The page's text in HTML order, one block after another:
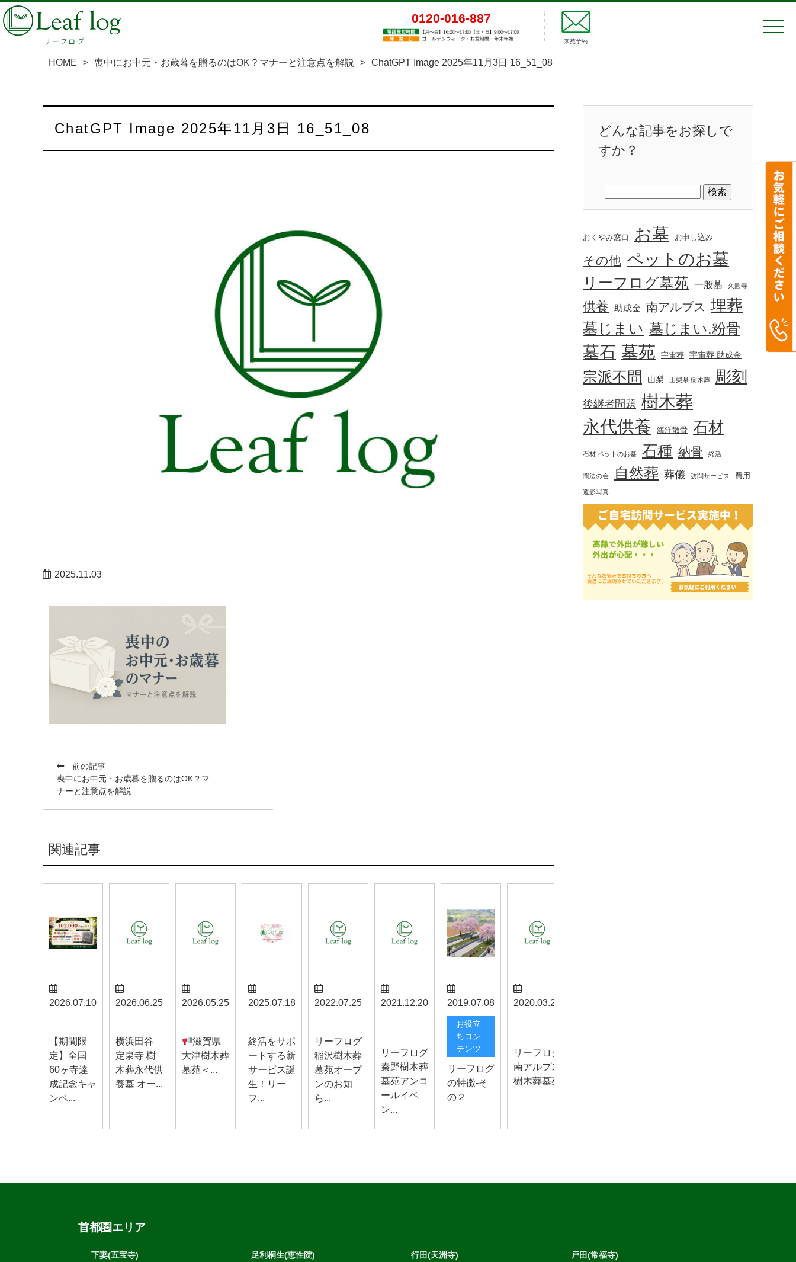
0120-016-887
来苑予約
HOME > 喪中にお中元・お歳暮を贈るのはOK？マナーと注意点を解説 > ChatGPT Image 2025年11月3日 16_51_08
ChatGPT Image 2025年11月3日 16_51_08
2025.11.03
前の記事
喪中にお中元・お歳暮を贈るのはOK？マ
ナーと注意点を解説
関連記事
2026.07.10
【期間限
定】全国
60ヶ寺達
成記念キャ
ンペ...
2026.06.25
横浜田谷
定泉寺 樹
木葬永代供
養墓 オー...
2026.05.25
滋賀県
大津樹木葬
墓苑＜...
2025.07.18
終活をサポ
ートする新
サービス誕
生！リー
フ...
2022.07.25
リーフログ
稲沢樹木葬
墓苑オープ
ンのお知
ら...
2021.12.20
リーフログ
秦野樹木葬
墓苑アンコ
ールイベ
ン...
2019.07.08
お役立
ちコン
テンツ
リーフログ
の特徴-そ
の２
2020.03.25
リーフログ
南アルプス
樹木葬墓苑
どんな記事をお探しで
すか？
おくやみ窓口 お墓 お申し込み
その他 ペットのお墓
リーフログ墓苑 一般墓 久圓寺
供養 助成金 南アルプス 埋葬
墓じまい 墓じまい.粉骨
墓石 墓苑 宇宙葬 宇宙葬 助成金
宗派不問 山梨 山梨県 樹木葬 彫刻
後継者問題 樹木葬
永代供養 海洋散骨 石材
石材 ペットのお墓 石種 納骨 終活
聞法の会 自然葬 葬儀 訪問サービス 費用
遺影写真
首都圏エリア
下妻(五宝寺) 足利桐生(恵性院) 行田(天洲寺) 戸田(常福寺)